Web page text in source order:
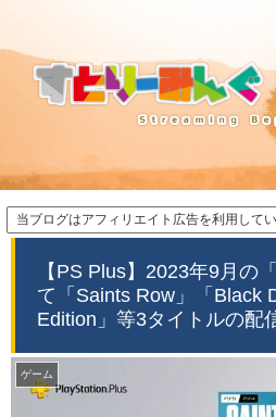
当ブログはアフィリエイト広告を利用して
【PS Plus】2023年9月の
て「Saints Row」「Black
Edition」等3タイトルの配
ゲーム